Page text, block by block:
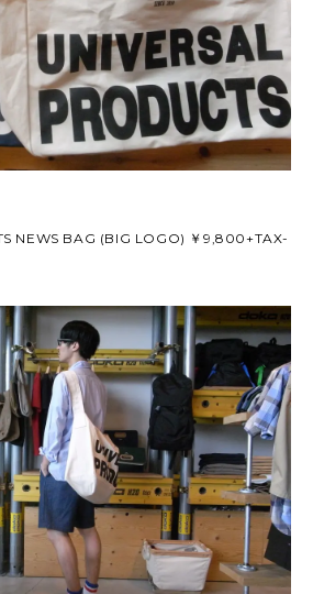
NEWS BAG (BIG LOGO) ￥9,800+TAX-